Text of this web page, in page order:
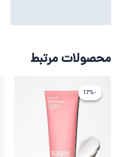
محصولات مرتبط
-17%-17%